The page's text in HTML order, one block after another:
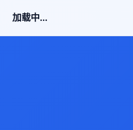
加载中...